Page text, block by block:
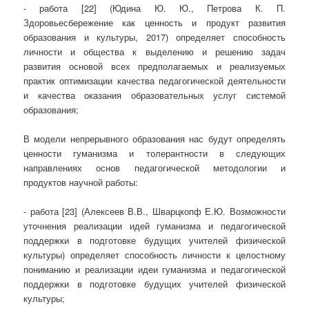
- работа [22] (Юдина Ю. Ю., Петрова К. П.
Здоровьесбережение как ценность и продукт развития
образования и культуры, 2017) определяет способность
личности и общества к выделению и решению задач
развития основой всех предполагаемых и реализуемых
практик оптимизации качества педагогической деятельности
и качества оказания образовательных услуг системой
образования;
В модели непрерывного образования нас будут определять
ценности гуманизма и толерантности в следующих
направлениях основ педагогической методологии и
продуктов научной работы:
- работа [23] (Алексеев В.В., Шварцкопф Е.Ю. Возможности
уточнения реализации идей гуманизма и педагогической
поддержки в подготовке будущих учителей физической
культуры) определяет способность личности к целостному
пониманию и реализации идеи гуманизма и педагогической
поддержки в подготовке будущих учителей физической
культуры;